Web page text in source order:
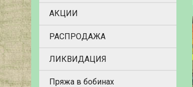
АКЦИИ
РАСПРОДАЖА
ЛИКВИДАЦИЯ
Пряжа в бобинах